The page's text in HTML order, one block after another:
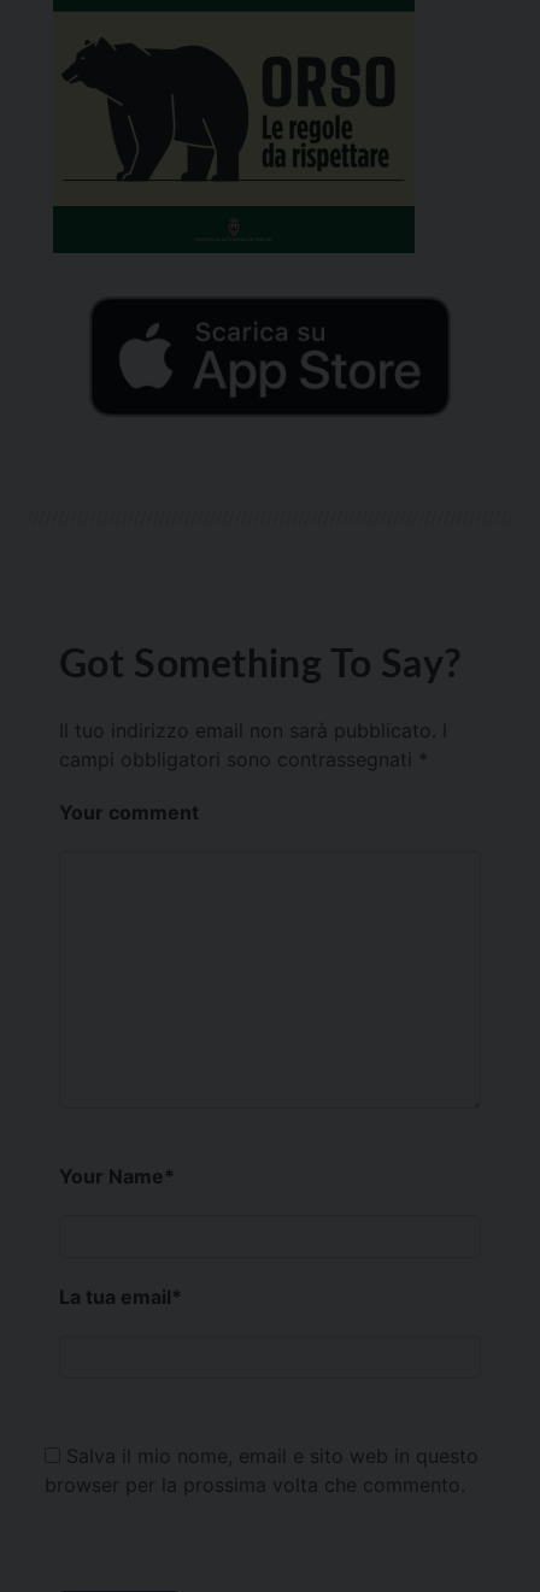
Got Something To Say?
Il tuo indirizzo email non sarà pubblicato.
campi obbligatori sono contrassegnati *
Your comment
Your Name*
La tua email*
Salva il mio nome, email e sito web in questo
browser per la prossima volta che commento.